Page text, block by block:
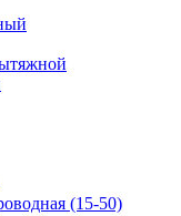
(15-50)